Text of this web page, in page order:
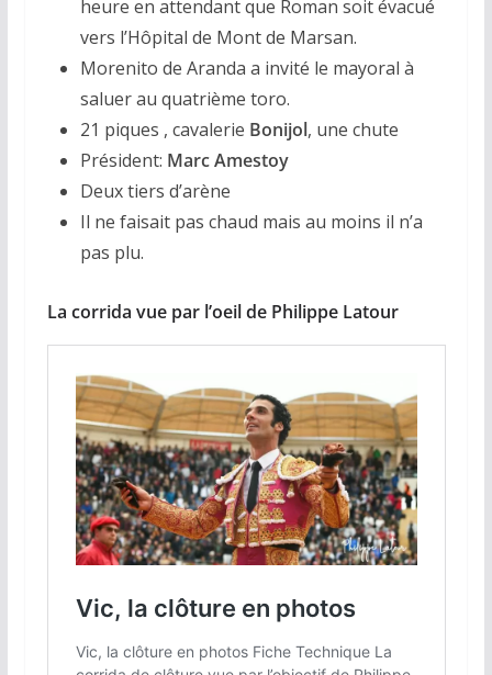
heure en attendant que Roman soit évacué
vers l’Hôpital de Mont de Marsan.
Morenito de Aranda a invité le mayoral à
saluer au quatrième toro.
21 piques , cavalerie Bonijol, une chute
Président: Marc Amestoy
Deux tiers d’arène
Il ne faisait pas chaud mais au moins il n’a
pas plu.
La corrida vue par l’oeil de Philippe Latour